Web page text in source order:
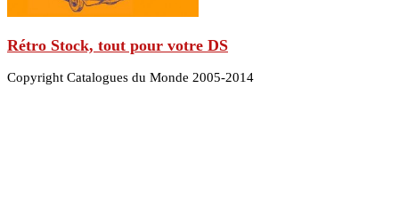
Rétro Stock, tout pour votre DS
Copyright Catalogues du Monde 2005-2014